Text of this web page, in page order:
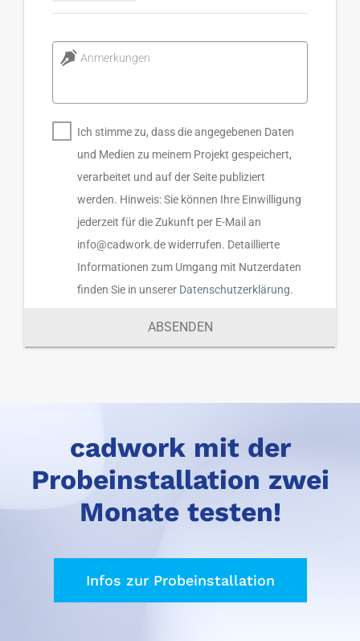
Anmerkungen
Ich stimme zu, dass die angegebenen Daten
und Medien zu meinem Projekt gespeichert,
verarbeitet und auf der Seite publiziert
werden. Hinweis: Sie können Ihre Einwilligung
jederzeit für die Zukunft per E-Mail an
info@cadwork.de widerrufen. Detaillierte
Informationen zum Umgang mit Nutzerdaten
finden Sie in unserer Datenschutzerklärung.
ABSENDEN
cadwork mit der
Probeinstallation zwei
Monate testen!
Infos zur Probeinstallation